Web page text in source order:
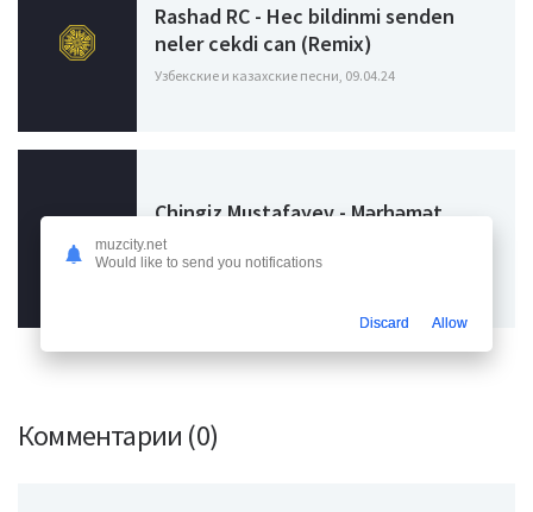
Rashad RC - Hec bildinmi senden
neler cekdi can (Remix)
Узбекские и казахские песни, 09.04.24
Chingiz Mustafayev - Mərhəmət
duyğusu səndə yoxdursa
Узбекские и казахские песни, 06.04.24
Комментарии (0)
muzcity.net
Would like to send you notifications
Discard Allow